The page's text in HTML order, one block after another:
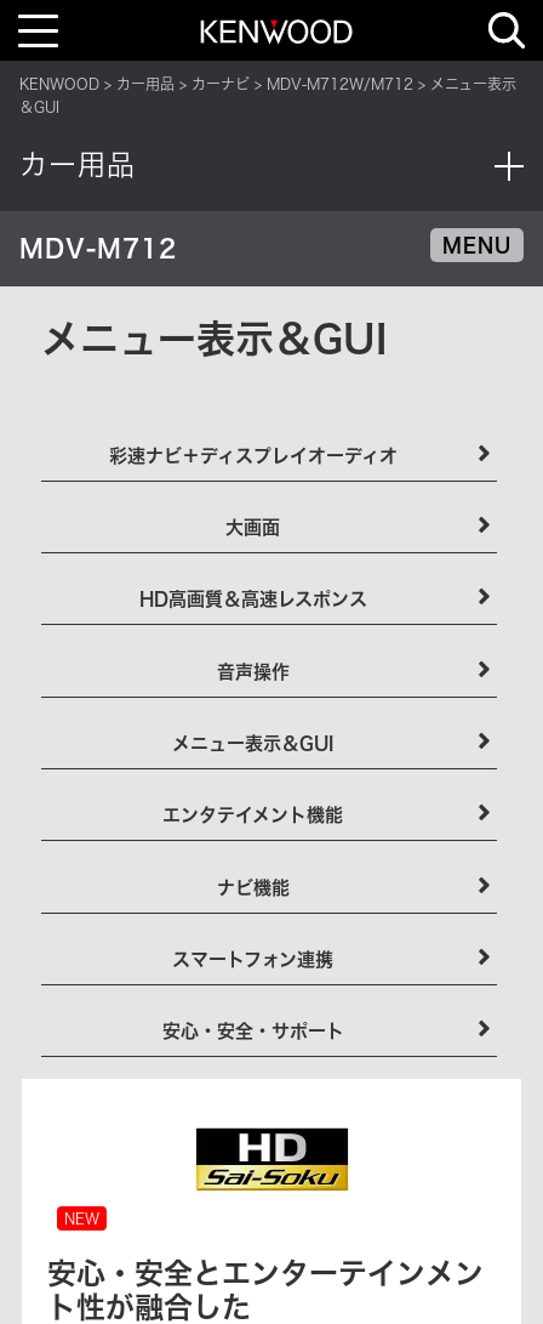
T
l
e
v
i
i
o
KENWOOD カー用品 カーナビ MDV-M712W/M712
メニュー表示
＆GUI
カー用品
MDV-M712 MENU
メニュー表示＆GUI
彩速ナビ＋ディスプレイオーディオ
大画面
HD高画質＆高速レスポンス
音声操作
メニュー表示＆GUI
エンタテイメント機能
ナビ機能
スマートフォン連携
安心・安全・サポート
NEW
安心・安全とエンターテインメン
ト性が融合した